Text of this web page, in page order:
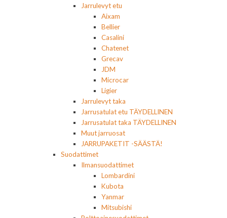
Jarrulevyt etu
Aixam
Bellier
Casalini
Chatenet
Grecav
JDM
Microcar
Ligier
Jarrulevyt taka
Jarrusatulat etu TÄYDELLINEN
Jarrusatulat taka TÄYDELLINEN
Muut jarruosat
JARRUPAKETIT -SÄÄSTÄ!
Suodattimet
Ilmansuodattimet
Lombardini
Kubota
Yanmar
Mitsubishi